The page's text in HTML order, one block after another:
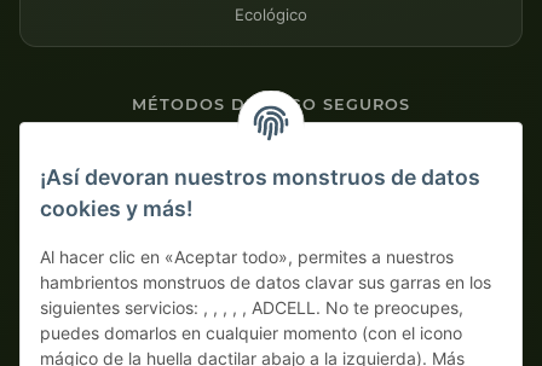
Ecológico
MÉTODOS DE PAGO SEGUROS
Pago por adelantado con descuento
¡Así devoran nuestros monstruos de datos
cookies y más!
Al hacer clic en «Aceptar todo», permites a nuestros
hambrientos monstruos de datos clavar sus garras en los
siguientes servicios: , , , , , ADCELL. No te preocupes,
puedes domarlos en cualquier momento (con el icono
mágico de la huella dactilar abajo a la izquierda). Más